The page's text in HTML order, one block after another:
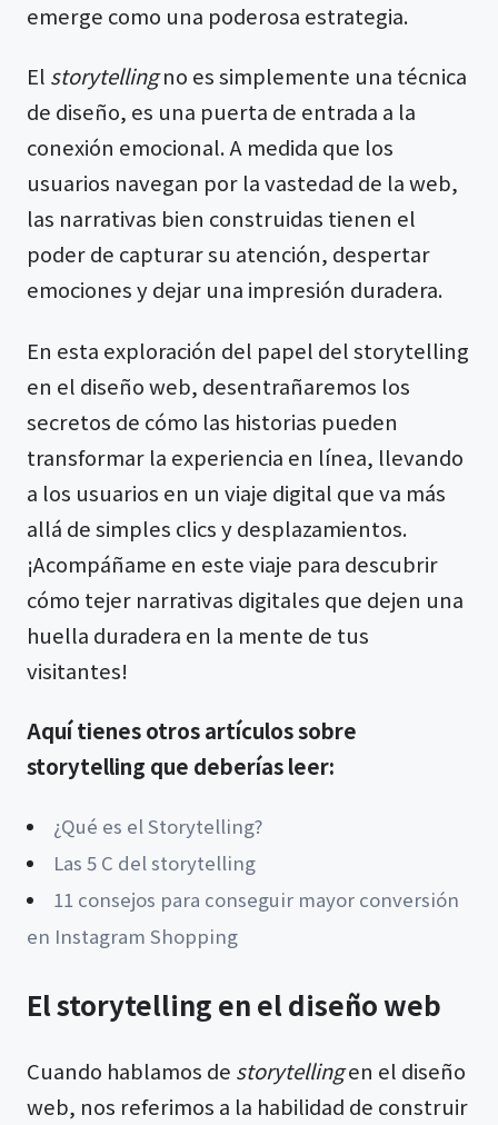
emerge como una poderosa estrategia.
El storytellingno es simplemente una técnica
de diseño, es una puerta de entrada a la
conexión emocional. A medida que los
usuarios navegan por la vastedad de la web,
las narrativas bien construidas tienen el
poder de capturar su atención, despertar
emociones y dejar una impresión duradera.
En esta exploración del papel del storytelling
en el diseño web, desentrañaremos los
secretos de cómo las historias pueden
transformar la experiencia en línea, llevando
a los usuarios en un viaje digital que va más
allá de simples clics y desplazamientos.
¡Acompáñame en este viaje para descubrir
cómo tejer narrativas digitales que dejen una
huella duradera en la mente de tus
visitantes!
Aquí tienes otros artículos sobre
storytelling que deberías leer:
¿Qué es el Storytelling?
Las 5 C del storytelling
11 consejos para conseguir mayor conversión
en Instagram Shopping
El storytelling en el diseño web
Cuando hablamos de storytellingen el diseño
web, nos referimos a la habilidad de construir